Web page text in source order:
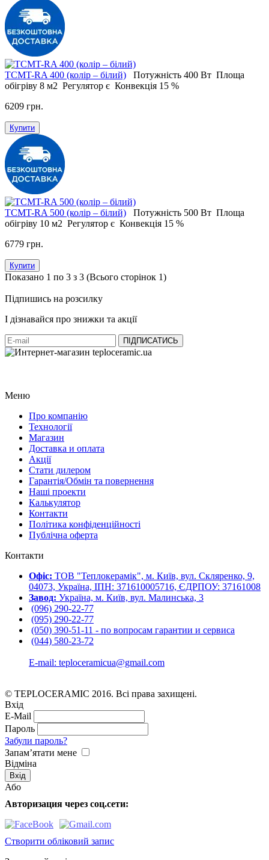
ТСМT-RA 400 (колір – білий) Потужність 400 Вт Площа
обігріву 8 м2 Регулятор є Конвекція 15 %
6209 грн.
Купити
ТСМT-RA 500 (колір – білий) Потужність 500 Вт Площа
обігріву 10 м2 Регулятор є Конвекція 15 %
6779 грн.
Купити
Показано 1 по 3 з 3 (Всього сторінок 1)
Підпишись на розсилку
І дізнавайся про знижки та акції
Меню
Про компанію
Технології
Магазин
Доставка и оплата
Акції
Стати дилером
Гарантія/Обмін та повернення
Наші проекти
Калькулятор
Контакти
Політика конфіденційності
Публічна оферта
Контакти
Офіс: ТОВ "Теплокерамік", м. Київ, вул. Скляренко, 9,
04073, Україна, ІПН: 371610005716, ЄДРПОУ: 37161008
Завод: Україна, м. Київ, вул. Малинська, 3
(096) 290-22-77
(095) 290-22-77
(050) 390-51-11 - по вопросам гарантии и cервиса
(044) 580-23-72
E-mail: teploceramicua@gmail.com
© TEPLOCERAMIC 2016. Всі права захищені.
Вхід
E-Mail
Пароль
Забули пароль?
Запам’ятати мене
Відміна
Або
Авторизация через соц.сети:
Створити обліковий запис